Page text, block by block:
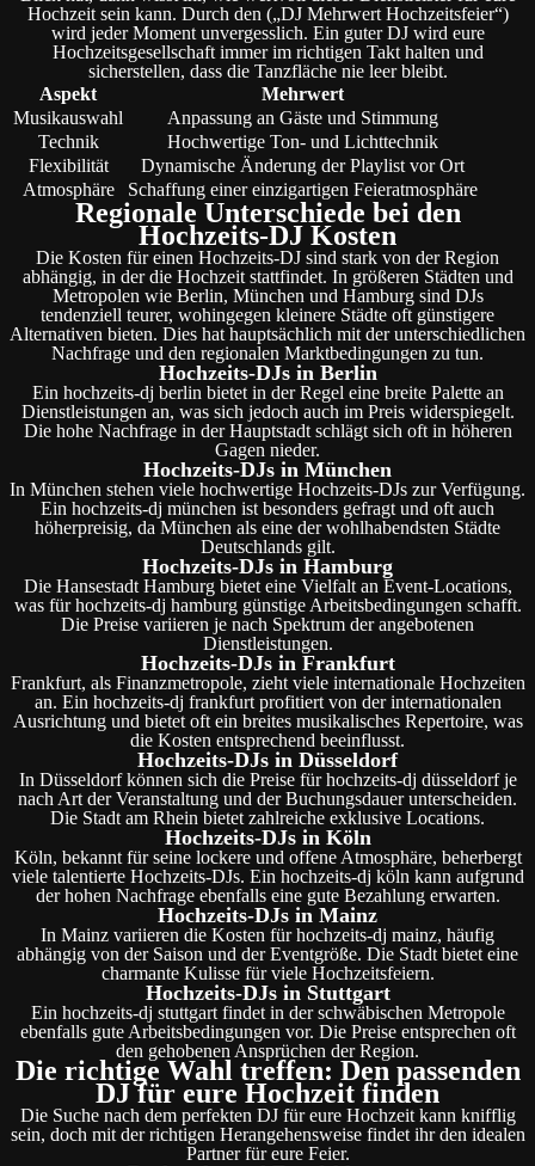
Hochzeit sein kann. Durch den („DJ Mehrwert Hochzeitsfeier“)
wird jeder Moment unvergesslich. Ein guter DJ wird eure
Hochzeitsgesellschaft immer im richtigen Takt halten und
sicherstellen, dass die Tanzfläche nie leer bleibt.
Aspekt
Mehrwert
Musikauswahl
Anpassung an Gäste und Stimmung
Technik
Hochwertige Ton- und Lichttechnik
Flexibilität
Dynamische Änderung der Playlist vor Ort
Atmosphäre
Schaffung einer einzigartigen Feieratmosphäre
Regionale Unterschiede bei den
Hochzeits-DJ Kosten
Die Kosten für einen Hochzeits-DJ sind stark von der Region
abhängig, in der die Hochzeit stattfindet. In größeren Städten und
Metropolen wie Berlin, München und Hamburg sind DJs
tendenziell teurer, wohingegen kleinere Städte oft günstigere
Alternativen bieten. Dies hat hauptsächlich mit der unterschiedlichen
Nachfrage und den regionalen Marktbedingungen zu tun.
Hochzeits-DJs in Berlin
Ein hochzeits-dj berlin bietet in der Regel eine breite Palette an
Dienstleistungen an, was sich jedoch auch im Preis widerspiegelt.
Die hohe Nachfrage in der Hauptstadt schlägt sich oft in höheren
Gagen nieder.
Hochzeits-DJs in München
In München stehen viele hochwertige Hochzeits-DJs zur Verfügung.
Ein hochzeits-dj münchen ist besonders gefragt und oft auch
höherpreisig, da München als eine der wohlhabendsten Städte
Deutschlands gilt.
Hochzeits-DJs in Hamburg
Die Hansestadt Hamburg bietet eine Vielfalt an Event-Locations,
was für hochzeits-dj hamburg günstige Arbeitsbedingungen schafft.
Die Preise variieren je nach Spektrum der angebotenen
Dienstleistungen.
Hochzeits-DJs in Frankfurt
Frankfurt, als Finanzmetropole, zieht viele internationale Hochzeiten
an. Ein hochzeits-dj frankfurt profitiert von der internationalen
Ausrichtung und bietet oft ein breites musikalisches Repertoire, was
die Kosten entsprechend beeinflusst.
Hochzeits-DJs in Düsseldorf
In Düsseldorf können sich die Preise für hochzeits-dj düsseldorf je
nach Art der Veranstaltung und der Buchungsdauer unterscheiden.
Die Stadt am Rhein bietet zahlreiche exklusive Locations.
Hochzeits-DJs in Köln
Köln, bekannt für seine lockere und offene Atmosphäre, beherbergt
viele talentierte Hochzeits-DJs. Ein hochzeits-dj köln kann aufgrund
der hohen Nachfrage ebenfalls eine gute Bezahlung erwarten.
Hochzeits-DJs in Mainz
In Mainz variieren die Kosten für hochzeits-dj mainz, häufig
abhängig von der Saison und der Eventgröße. Die Stadt bietet eine
charmante Kulisse für viele Hochzeitsfeiern.
Hochzeits-DJs in Stuttgart
Ein hochzeits-dj stuttgart findet in der schwäbischen Metropole
ebenfalls gute Arbeitsbedingungen vor. Die Preise entsprechen oft
den gehobenen Ansprüchen der Region.
Die richtige Wahl treffen: Den passenden
DJ für eure Hochzeit finden
Die Suche nach dem perfekten DJ für eure Hochzeit kann knifflig
sein, doch mit der richtigen Herangehensweise findet ihr den idealen
Partner für eure Feier.